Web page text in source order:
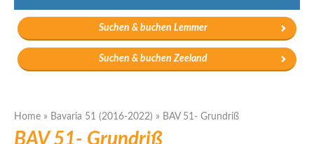
Suchen & buchen Lemmer
Suchen & buchen Zeeland
Home » Bavaria 51 (2016-2022) » BAV 51- Grundriß
BAV 51- Grundriß